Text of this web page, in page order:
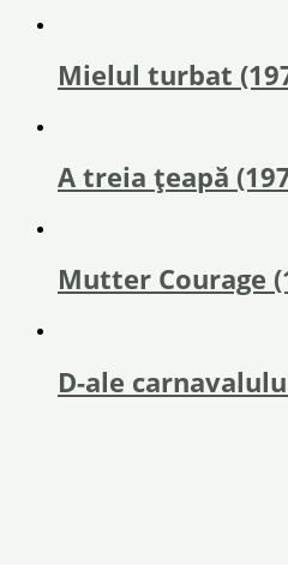
Mielul turbat
A treia țeapă
Mutter Courage
D-ale